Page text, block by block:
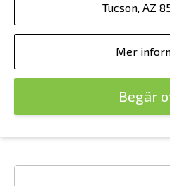
Tucson, AZ
Mer
Begär